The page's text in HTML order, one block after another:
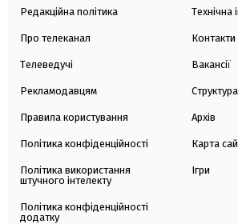
Редакційна політика
Про телеканал
Телеведучі
Рекламодавцям
Правила користування
Політика конфіденційності
Політика використання
штучного інтелекту
Політика конфіденційності
додатку
Технічна
Контакти
Вакансії
Архів
Карта
Ігри